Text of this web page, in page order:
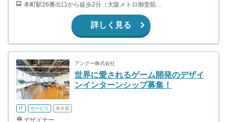
本町駅26番出口から徒歩2分（大阪メトロ御堂筋線、中央線、四ツ橋線）
詳しく見る
アングー株式会社
世界に愛されるゲーム開発のデザイ
ンインターンシップ募集！
IT サービス 東京都
デザイナー